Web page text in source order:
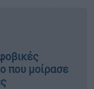
που μοίρασε